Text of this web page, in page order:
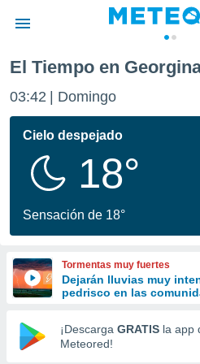
de
por
se
calidad.
a este
las
y
forma
digital
basada
El Tiempo en
03:42 Domingo
Cielo despejado
18°
Sensación de 18°
Tormentas muy fuertes
Dejarán lluvias muy
pedrisco en las
¡Descarga GRATIS la app
Meteored!